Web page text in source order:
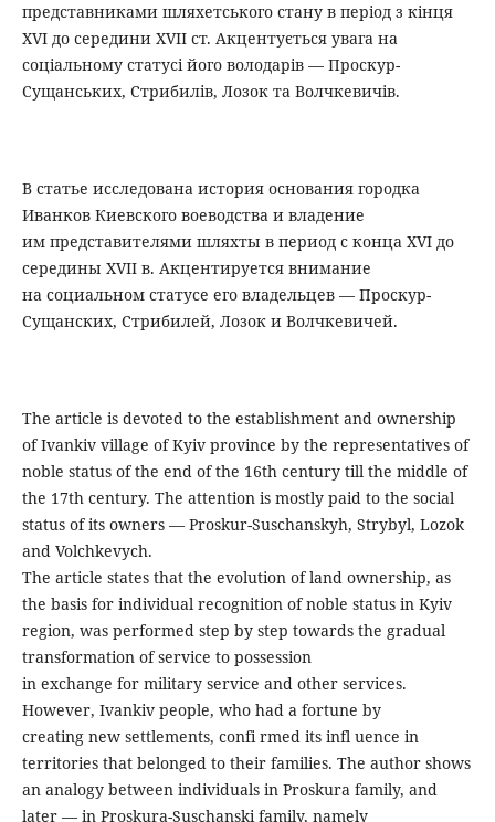
представниками шляхетського стану в період з кінця
XVI до середини XVII ст. Акцентується увага на
соціальному статусі його володарів — Проскур-
Сущанських, Стрибилів, Лозок та Волчкевичів.
В статье исследована история основания городка
Иванков Киевского воеводства и владение
им представителями шляхты в период с конца XVI до
середины XVII в. Акцентируется внимание
на социальном статусе его владельцев — Проскур-
Сущанских, Стрибилей, Лозок и Волчкевичей.
The article is devoted to the establishment and ownership
of Ivankiv village of Kyiv province by the representatives of
noble status of the end of the 16th century till the middle of
the 17th century. The attention is mostly paid to the social
status of its owners — Proskur-Suschanskyh, Strybyl, Lozok
and Volchkevych.
The article states that the evolution of land ownership, as
the basis for individual recognition of noble status in Kyiv
region, was performed step by step towards the gradual
transformation of service to possession
in exchange for military service and other services.
However, Ivankiv people, who had a fortune by
creating new settlements, confi rmed its infl uence in
territories that belonged to their families. The author shows
an analogy between individuals in Proskura family, and
later — in Proskura-Suschanski family, namely